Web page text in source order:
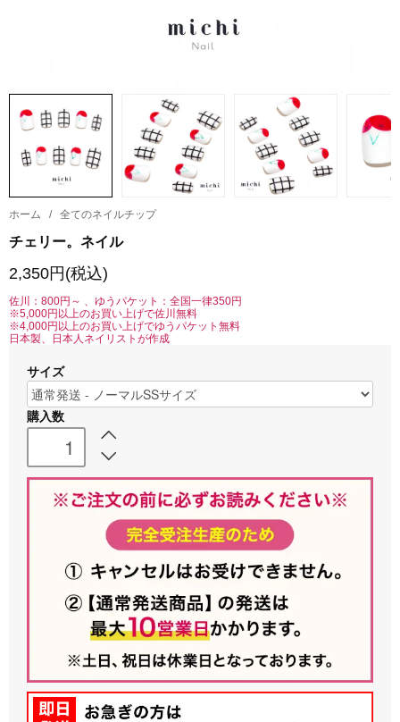
ホーム / 全てのネイルチップ
チェリー。ネイル
2,350円(税込)
佐川：800円～ 、ゆうパケット：全国一律350円
※5,000円以上のお買い上げで佐川無料
※4,000円以上のお買い上げでゆうパケット無料
日本製、日本人ネイリストが作成
サイズ
購入数